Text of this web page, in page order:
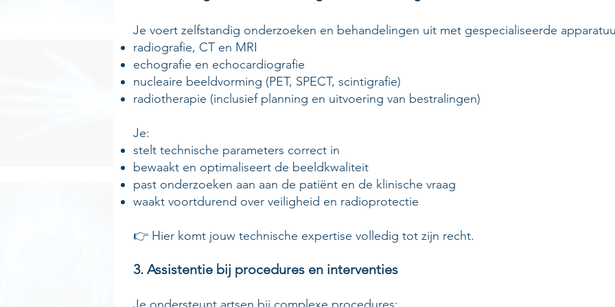
Je voert zelfstandig onderzoeken en behandelingen uit met gespecialiseerde
radiografie, CT en MRI
echografie en echocardiografie
nucleaire beeldvorming (PET, SPECT, scintigrafie)
radiotherapie (inclusief planning en uitvoering van bestralingen)
Je:
stelt technische parameters correct in
bewaakt en optimaliseert de beeldkwaliteit
past onderzoeken aan aan de patiënt en de klinische vraag
waakt voortdurend over veiligheid en radioprotectie
👉 Hier komt jouw technische expertise volledig tot zijn recht.
3. Assistentie bij procedures en interventies